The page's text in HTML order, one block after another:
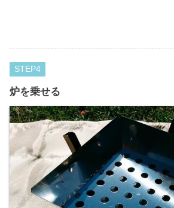
STEP
炉を乗せる